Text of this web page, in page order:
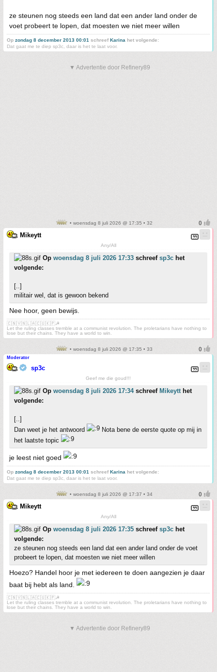
ze steunen nog steeds een land dat een ander land onder de
voet probeert te lopen, dat moesten we niet meer willen
Op zondag 8 december 2013 00:01 schreefKarina het volgende:
Dat gaat me te diep sp3c, daar is het te laat voor.
▼ Advertentie door Refinery89
• woensdag 8 juli 2026 @ 17:35 • 32
Mikeytt
Any/All
Op woensdag 8 juli 2026 17:33 schreef sp3c het
volgende:
[..]
militair wel, dat is gewoon bekend
Nee hoor, geen bewijs.
🇨🇳🇻🇳🇱🇦🇨🇺🇰🇵☭
Let the ruling classes tremble at a communist revolution. The proletarians have nothing to
lose but their chains. They have a world to win.
• woensdag 8 juli 2026 @ 17:35 • 33
Moderator
sp3c
Geef me die goud!!!
Op woensdag 8 juli 2026 17:34schreef Mikeytthet
volgende:
[..]
Dan weet je het antwoord
Nota bene de eerste quote op mij in
het laatste topic
je leest niet goed
Op zondag 8 december 2013 00:01 schreefKarina het volgende:
Dat gaat me te diep sp3c, daar is het te laat voor.
• woensdag 8 juli 2026 @ 17:37 • 34
Mikeytt
Any/All
Op woensdag 8 juli 2026 17:35 schreef sp3c het
volgende:
ze steunen nog steeds een land dat een ander land onder de voet
probeert te lopen, dat moesten we niet meer willen
Hoezo? Handel hoor je met iedereen te doen aangezien je daar
baat bij hebt als land.
🇨🇳🇻🇳🇱🇦🇨🇺🇰🇵☭
Let the ruling classes tremble at a communist revolution. The proletarians have nothing to
lose but their chains. They have a world to win.
▼ Advertentie door Refinery89